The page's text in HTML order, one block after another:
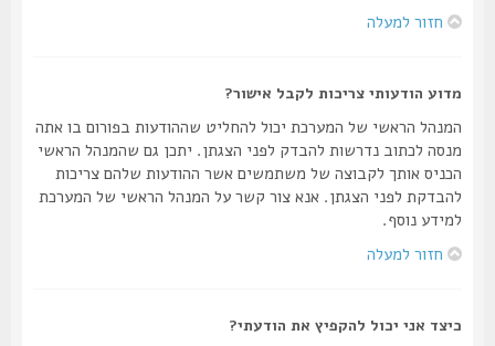
חזור למעלה
מדוע הודעותי צריכות לקבל אישור?
המנהל הראשי של המערכת יכול להחליט שההודעות בפורום בו אתה
מנסה לכתוב נדרשות להבדק לפני הצגתן. יתכן גם שהמנהל הראשי
הכניס אותך לקבוצה של משתמשים אשר ההודעות שלהם צריכות
להבדקת לפני הצגתן. אנא צור קשר על המנהל הראשי של המערכת
למידע נוסף.
חזור למעלה
כיצד אני יכול להקפיץ את הודעתי?